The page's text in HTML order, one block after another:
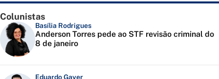
Colunistas
Basília Rodrigues
Anderson Torres pede ao STF revisão criminal do
8 de janeiro
Eduardo Gayer